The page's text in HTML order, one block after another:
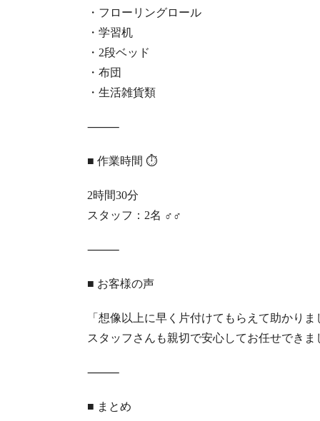
・フローリングロール
・学習机
・2段ベッド
・布団
・生活雑貨類
⸻
■ 作業時間 ⏱
2時間30分
スタッフ：2名 ‍♂️‍♂️
⸻
■ お客様の声
「想像以上に早く片付けてもらえて助かりま
スタッフさんも親切で安心してお任せできま
⸻
■ まとめ